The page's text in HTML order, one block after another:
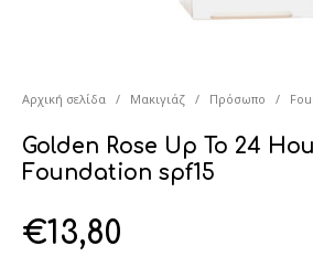
Αρχική σελίδα / Μακιγιάζ / Πρόσωπο /
Golden Rose Up To 24
Foundation spf15
€13,80